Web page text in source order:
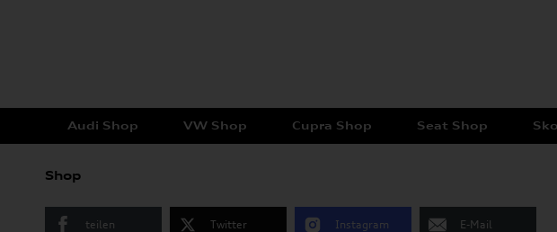
Audi Shop VW Shop Cupra Shop Seat Shop
Shop
teilen Twitter Instagram E-Mail